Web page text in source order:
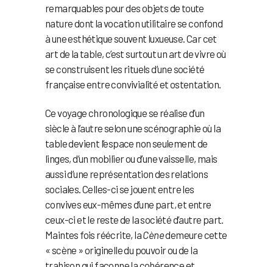
remarquables pour des objets de toute
nature dont la vocation utilitaire se confond
à une esthétique souvent luxueuse. Car cet
art de la table, c’est surtout un art de vivre où
se construisent les rituels d’une société
française entre convivialité et ostentation.
Ce voyage chronologique se réalise d’un
siècle à l’autre selon une scénographie où la
table devient l’espace non seulement de
linges, d’un mobilier ou d’une vaisselle, mais
aussi d’une représentation des relations
sociales. Celles-ci se jouent entre les
convives eux-mêmes d’une part, et entre
ceux-ci et le reste de la société d’autre part.
Maintes fois réécrite, laCènedemeure cette
« scène » originelle du pouvoir ou de la